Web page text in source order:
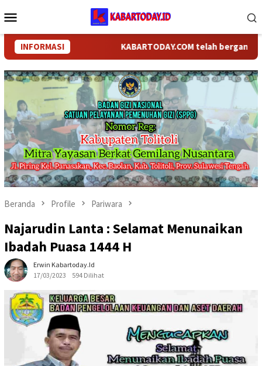
ke
Mobile
INFORMASI KABARTODAY.COM telah berganti
Beranda Profile Pariwara
Najarudin Lanta : Selamat Menunaikan
Ibadah Puasa 1444 H
Erwin Kabartoday.id
17/03/2023
594 Dilihat